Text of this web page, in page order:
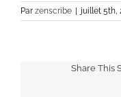
Par zenscribe juillet 5th,
Share This